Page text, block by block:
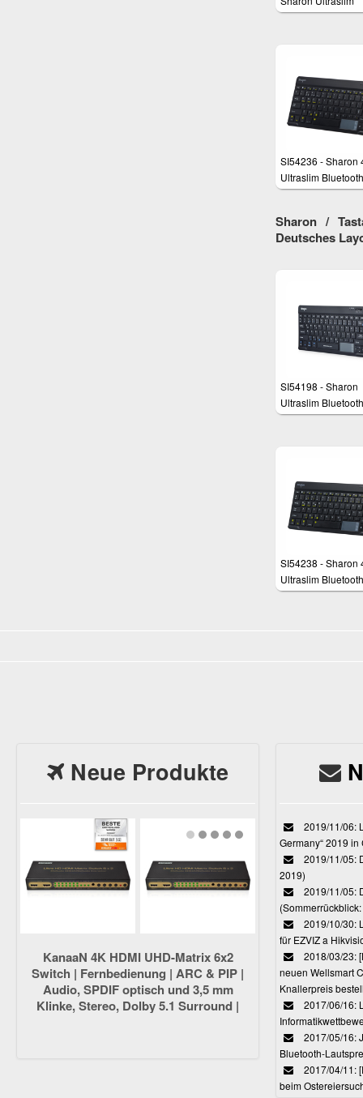
Bluetooth-Tastatur
SI54236 - Sharon
Ultraslim
Tastatur
Sharon /
Deutsches
SI54198 - Sharon
Ultraslim
Tastatur für
SI54238 - Sharon
Ultraslim
Tastatur
Neue Produkte
KanaaN 4K HDMI UHD-Matrix 6x2
Switch | Fernbedienung | ARC & PIP |
Audio, SPDIF optisch und 3,5 mm
Klinke, Stereo, Dolby 5.1 Surround |
2019/11/06:
Germany“ 2019
2019/11/05:
2019)
2019/11/05:
2019/10/30:
für EZVIZ a
2018/03/23:
neuen Wellsmart
Knallerpreis
2017/06/16:
2017/05/16:
Bluetooth-
2017/04/11:
beim